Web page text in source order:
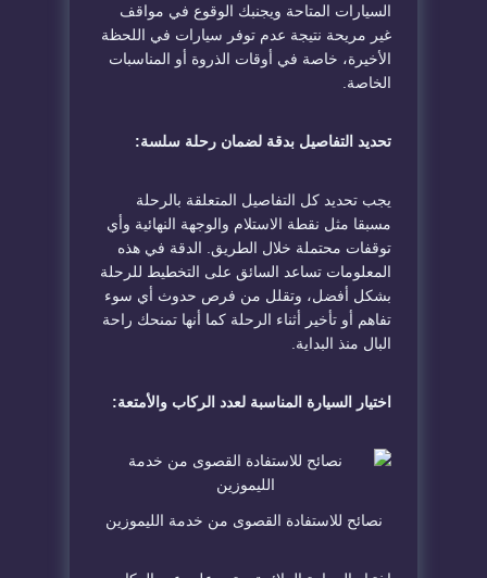
السيارات المتاحة ويجنبك الوقوع في مواقف
غير مريحة نتيجة عدم توفر سيارات في اللحظة
الأخيرة، خاصة في أوقات الذروة أو المناسبات
الخاصة.
تحديد التفاصيل بدقة لضمان رحلة سلسة:
يجب تحديد كل التفاصيل المتعلقة بالرحلة
مسبقا مثل نقطة الاستلام والوجهة النهائية وأي
توقفات محتملة خلال الطريق. الدقة في هذه
المعلومات تساعد السائق على التخطيط للرحلة
بشكل أفضل، وتقلل من فرص حدوث أي سوء
تفاهم أو تأخير أثناء الرحلة كما أنها تمنحك راحة
البال منذ البداية.
اختيار السيارة المناسبة لعدد الركاب والأمتعة:
نصائح للاستفادة القصوى من خدمة الليموزين